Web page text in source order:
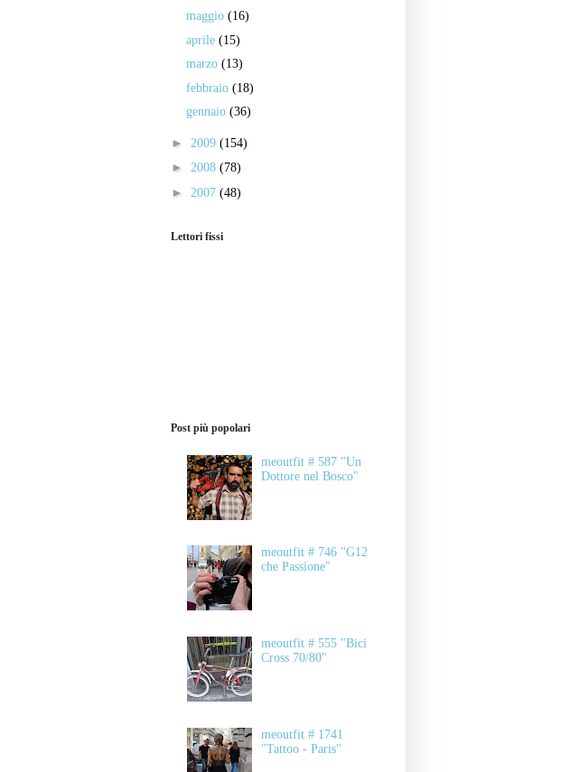
maggio (16)
aprile (15)
marzo (13)
febbraio (18)
gennaio (36)
► 2009 (154)
► 2008 (78)
► 2007 (48)
Lettori fissi
Post più popolari
meoutfit # 587 "Un
Dottore nel Bosco"
meoutfit # 746 "G12
che Passione"
meoutfit # 555 "Bici
Cross 70/80"
meoutfit # 1741
"Tattoo - Paris"